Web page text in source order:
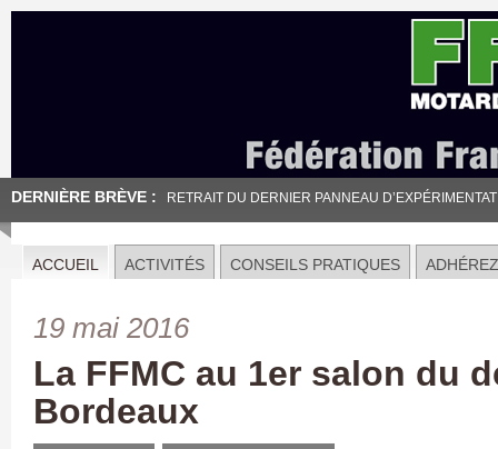
DERNIÈRE BRÈVE : RETRAIT DU DERNIER PANNEAU
ACCUEIL ACTIVITÉS CONSEILS PRATIQUES ADHÉREZ
19 mai 2016
La FFMC au 1er salon du
Bordeaux